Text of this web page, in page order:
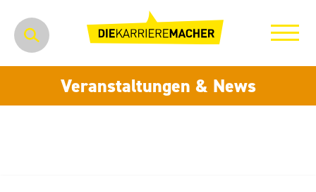
Veranstaltungen & News